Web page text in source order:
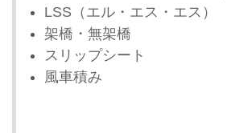
LSS（エル・エス・エス）
架橋・無架橋
スリップシート
風車積み